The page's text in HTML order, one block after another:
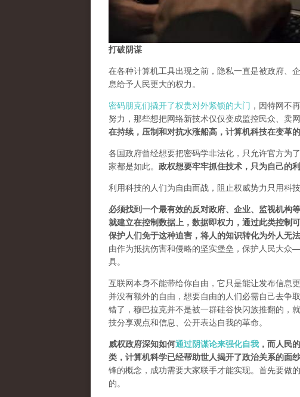
打破阴谋
在各种计算机工具出现之前，隐私一直是被政府、
息给予人民更大的权力。
密码朋克们撬开了权贵对外紧锁的大门 ，因特网不
努力，那些想把网络新技术仅仅变成监控民众、卖
在持续，压制和对抗水涨船高，计算机科技在变革
各国政府曾经想要把密码学非法化，只允许官方为
家都是如此。 政权想要牢牢抓住技术，只为自己的
利用科技的人们为自由而战，阻止权威势力只用科
必须找到一个最有效的反对政府、企业、监视机构
就建立在控制数据上，数据即权力，通过此类控制
保护人们免于这种迫害，将人的知识转化为外人无
由作为抵抗伤害和侵略的坚实堡垒，保护人民大
具。
互联网本身不能带给你自由，它只是能让发布信息
并没有额外的自由，想要自由的人们必需自己去争
错了，穆巴拉克并不是被一群硅谷快闪族推翻的，
技分享观点和信息、公开表达自我的革命。
威权政府深知如何通过阴谋论来强化自我 ，而人民
类，计算机科学已经帮助世人揭开了政治关系的面纱
锋的概念，成功需要大家联手才能实现。首先要做
的。